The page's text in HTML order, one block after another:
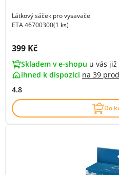
Látkový sáček pro vysavače
ETA 46700300(1 ks)
Cena s DPH:
399 Kč
Skladem v e-shopu u vás již
ihned k dispozici na 39
4.8
Do